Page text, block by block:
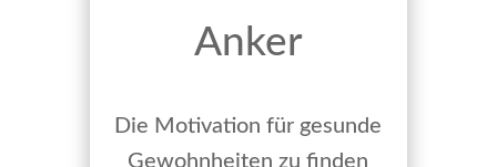
Anker
Die Motivation für gesunde
Gewohnheiten zu finden